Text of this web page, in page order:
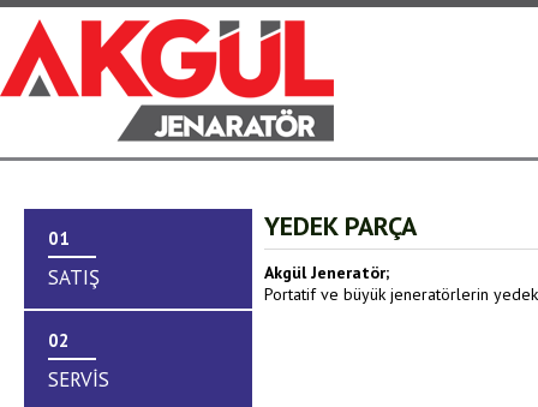
Hoş Geldiniz?
YEDEK PARÇA
Akgül Jeneratör;
Portatif ve büyük jeneratörlerin yedek
01
SATIŞ
02
SERVİS